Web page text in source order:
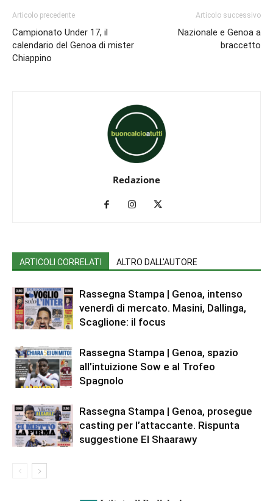
Articolo precedente
Campionato Under 17, il
calendario del Genoa di mister
Chiappino
Articolo successivo
Nazionale e Genoa a
braccetto
Redazione
ARTICOLI CORRELATI ALTRO DALL'AUTORE
Rassegna Stampa | Genoa, intenso
venerdì di mercato. Masini, Dallinga,
Scaglione: il focus
Rassegna Stampa | Genoa, spazio
all’intuizione Sow e al Trofeo
Spagnolo
Rassegna Stampa | Genoa, prosegue
casting per l’attaccante. Rispunta
suggestione El Shaarawy